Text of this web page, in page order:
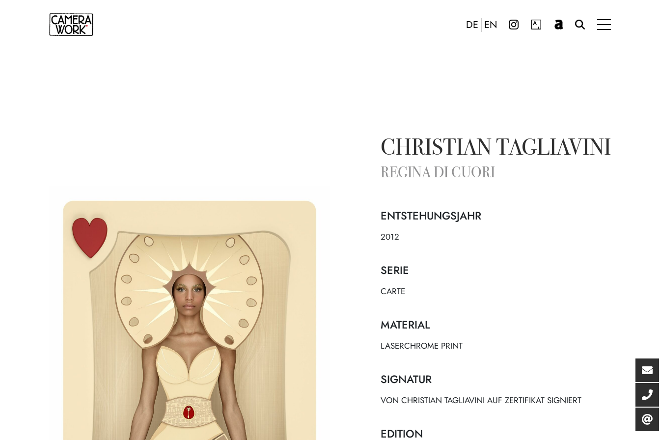
DE EN
CHRISTIAN TAGLIAVINI
REGINA DI CUORI
ENTSTEHUNGSJAHR
2012
SERIE
CARTE
MATERIAL
LASERCHROME PRINT
SIGNATUR
VON CHRISTIAN TAGLIAVINI AUF ZERTIFIKAT SIGNIERT
EDITION